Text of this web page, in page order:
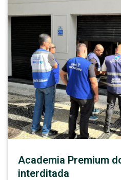
Academia Premium
interditada